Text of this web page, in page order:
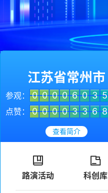
江苏省常州市
参观： 0 0 0 0 6 0 3 5
点赞：
0 0 0 0 3 3 6 8
查看简介

路演活动

科创库